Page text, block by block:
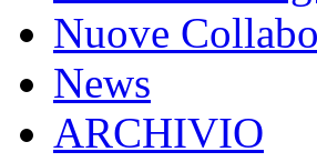
Nuove
News
ARCHIVIO